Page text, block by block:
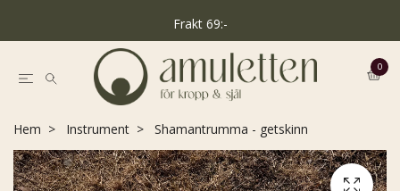
Frakt 69:-
0
Hem Instrument Shamantrumma - getskinn